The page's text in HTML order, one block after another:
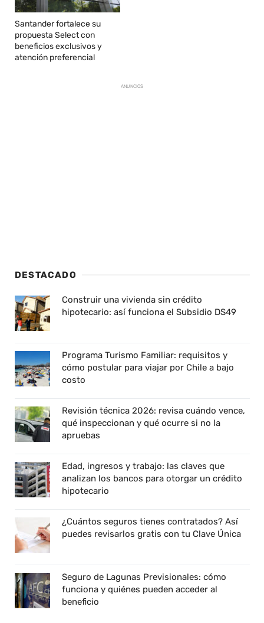
Santander fortalece su
propuesta Select con
beneficios exclusivos y
atención preferencial
ANUNCIOS
DESTACADO
Construir una vivienda sin crédito
hipotecario: así funciona el Subsidio DS49
Programa Turismo Familiar: requisitos y
cómo postular para viajar por Chile a bajo
costo
Revisión técnica 2026: revisa cuándo vence,
qué inspeccionan y qué ocurre si no la
apruebas
Edad, ingresos y trabajo: las claves que
analizan los bancos para otorgar un crédito
hipotecario
¿Cuántos seguros tienes contratados? Así
puedes revisarlos gratis con tu Clave Única
Seguro de Lagunas Previsionales: cómo
funciona y quiénes pueden acceder al
beneficio